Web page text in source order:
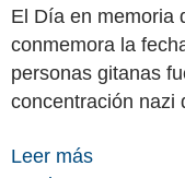
El Día en memoria
conmemora la
personas gitanas
concentración nazi
Leer más